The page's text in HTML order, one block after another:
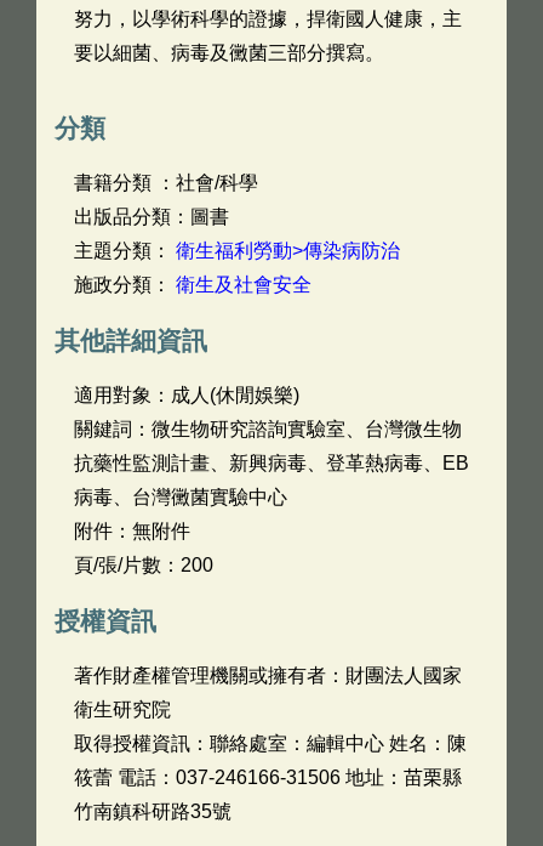
努力，以學術科學的證據，捍衛國人健康，主
要以細菌、病毒及黴菌三部分撰寫。
分類
書籍分類 ：社會/科學
出版品分類：圖書
主題分類： 衛生福利勞動>傳染病防治
施政分類： 衛生及社會安全
其他詳細資訊
適用對象：成人(休閒娛樂)
關鍵詞：微生物研究諮詢實驗室、台灣微生物
抗藥性監測計畫、新興病毒、登革熱病毒、EB
病毒、台灣黴菌實驗中心
附件：無附件
頁/張/片數：200
授權資訊
著作財產權管理機關或擁有者：財團法人國家
衛生研究院
取得授權資訊：聯絡處室：編輯中心 姓名：陳
筱蕾 電話：037-246166-31506 地址：苗栗縣
竹南鎮科研路35號